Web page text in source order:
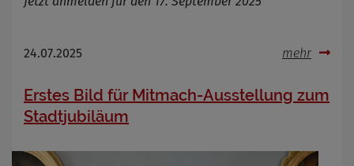
24.07.2025 mehr
Erstes Bild für Mitmach-Ausstellung zum
Stadtjubiläum